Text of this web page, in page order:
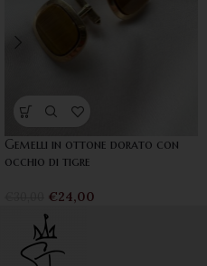
Gemelli in ottone dorato con
occhio di tigre
€24,00